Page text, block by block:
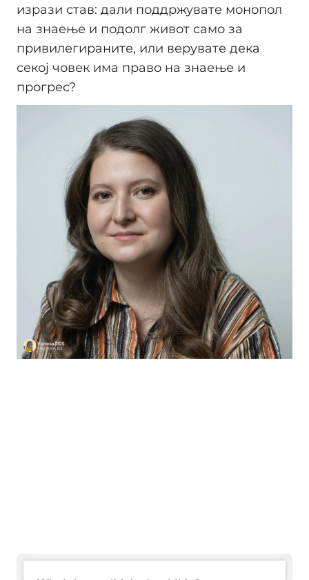
изрази став: дали поддржувате монопол
на знаење и подолг живот само за
привилегираните, или верувате дека
секој човек има право на знаење и
прогрес?